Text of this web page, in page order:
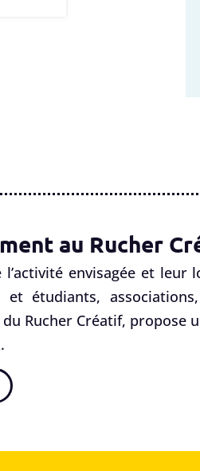
au Rucher
envisagée et leur
étudiants,
Rucher Créatif, propose